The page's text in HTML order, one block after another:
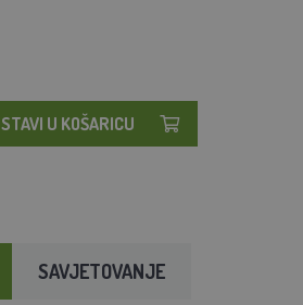
STAVI U KOŠARICU
SAVJETOVANJE